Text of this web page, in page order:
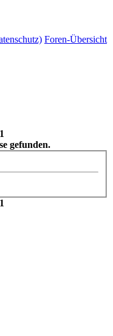
Foren-Übersicht
1
gefunden.
1